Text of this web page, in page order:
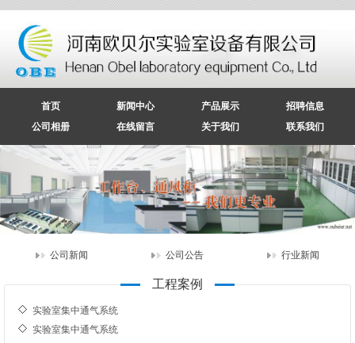
首页 新闻中心 产品展示
招聘信息
公司相册
在线留言 关于我们 联系我们
公司新闻 公司公告 行业新闻
工程案例
实验室集中通气系统